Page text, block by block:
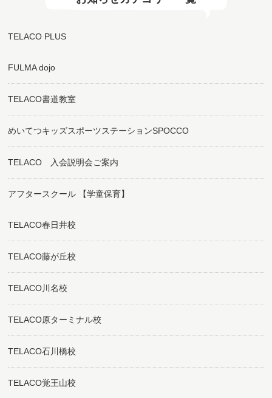
TELACO PLUS
FULMA dojo
TELACO書道教室
めいてつキッズスポーツステーションSPOCCO
TELACO 入会説明会ご案内
アフタースクール 【学童保育】
TELACO春日井校
TELACO藤が丘校
TELACO川名校
TELACO原ターミナル校
TELACO石川橋校
TELACO覚王山校